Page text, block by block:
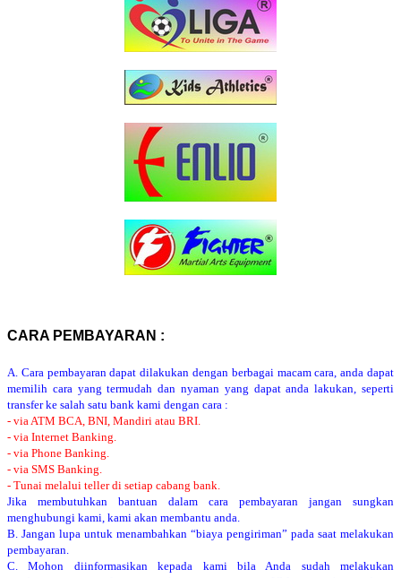
CARA PEMBAYARAN :
A. Cara pembayaran dapat dilakukan dengan berbagai macam cara, anda dapat
memilih cara yang termudah dan nyaman yang dapat anda lakukan, seperti
transfer ke salah satu bank kami dengan cara :
- via ATM BCA, BNI, Mandiri atau BRI.
- via Internet Banking.
- via Phone Banking.
- via SMS Banking.
- Tunai melalui teller di setiap cabang bank.
Jika membutuhkan bantuan dalam cara pembayaran jangan sungkan
menghubungi kami, kami akan membantu anda.
B. Jangan lupa untuk menambahkan “biaya pengiriman” pada saat melakukan
pembayaran.
C. Mohon diinformasikan kepada kami bila Anda sudah melakukan